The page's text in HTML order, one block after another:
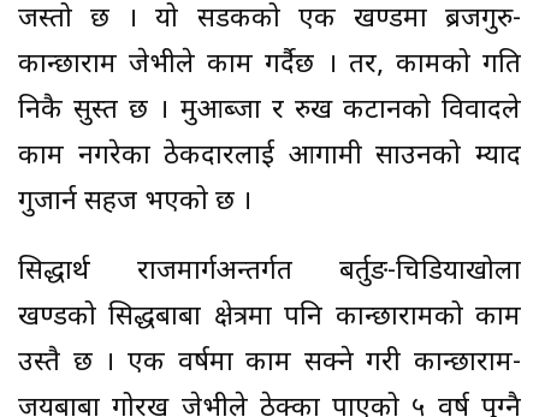
जस्तो छ । यो सडकको एक खण्डमा ब्रजगुरु-
कान्छाराम जेभीले काम गर्दैछ । तर, कामको गति
निकै सुस्त छ । मुआब्जा र रुख कटानको विवादले
काम नगरेका ठेकदारलाई आगामी साउनको म्याद
गुजार्न सहज भएको छ ।
सिद्धार्थ राजमार्गअन्तर्गत बर्तुङ-चिडियाखोला
खण्डको सिद्धबाबा क्षेत्रमा पनि कान्छारामको काम
उस्तै छ । एक वर्षमा काम सक्ने गरी कान्छाराम-
जयबाबा गोरख जेभीले ठेक्का पाएको ५ वर्ष पुग्नै